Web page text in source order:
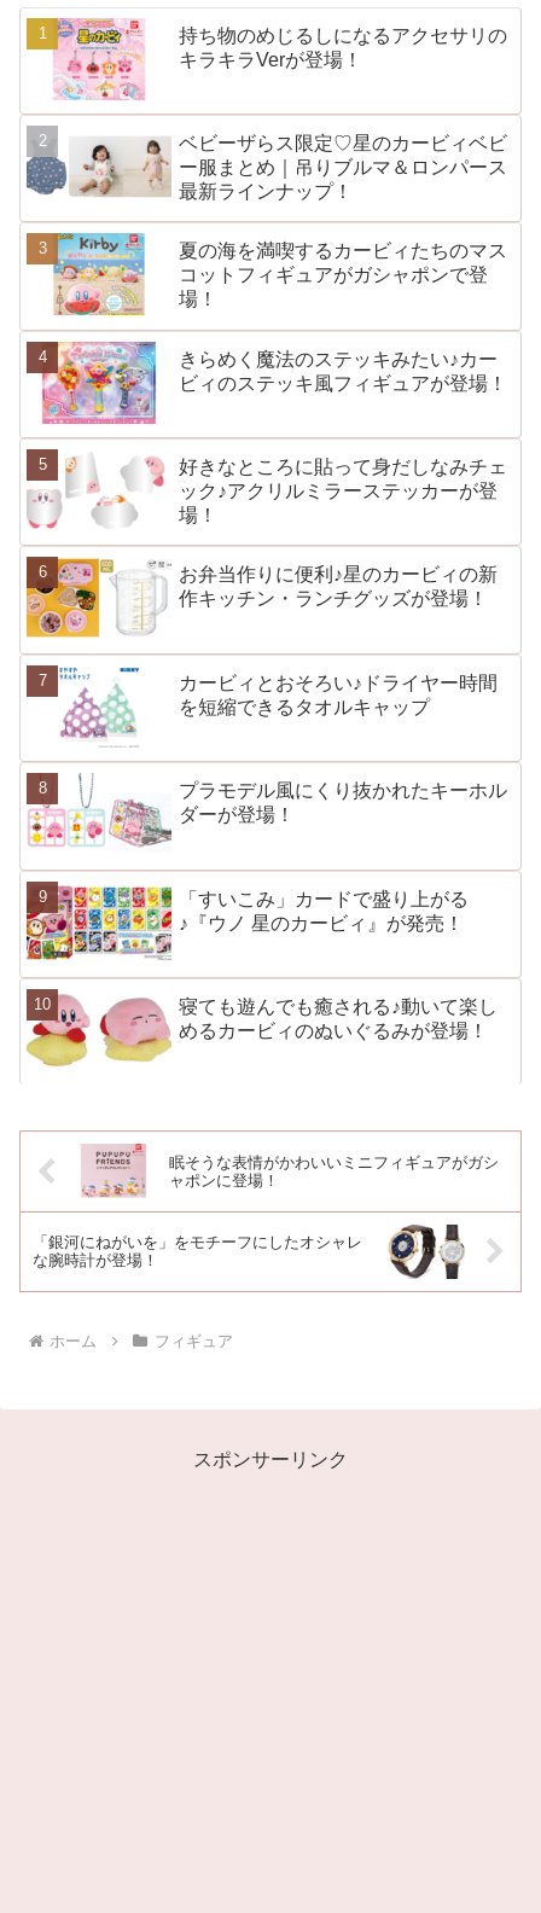
持ち物のめじるしになるアクセサリの
キラキラVerが登場！
ベビーザらス限定♡星のカービィベビ
ー服まとめ｜吊りブルマ＆ロンパース
最新ラインナップ！
夏の海を満喫するカービィたちのマス
コットフィギュアがガシャポンで登
場！
きらめく魔法のステッキみたい♪カー
ビィのステッキ風フィギュアが登場！
好きなところに貼って身だしなみチェ
ック♪アクリルミラーステッカーが登
場！
お弁当作りに便利♪星のカービィの新
作キッチン・ランチグッズが登場！
カービィとおそろい♪ドライヤー時間
を短縮できるタオルキャップ
プラモデル風にくり抜かれたキーホル
ダーが登場！
「すいこみ」カードで盛り上がる
♪『ウノ 星のカービィ』が発売！
寝ても遊んでも癒される♪動いて楽し
めるカービィのぬいぐるみが登場！
眠そうな表情がかわいいミニフィギュアがガシ
ャポンに登場！
「銀河にねがいを」をモチーフにしたオシャレ
な腕時計が登場！
ホーム フィギュア
スポンサーリンク